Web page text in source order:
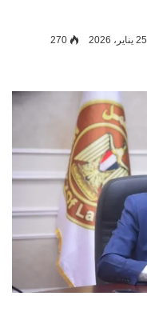
270